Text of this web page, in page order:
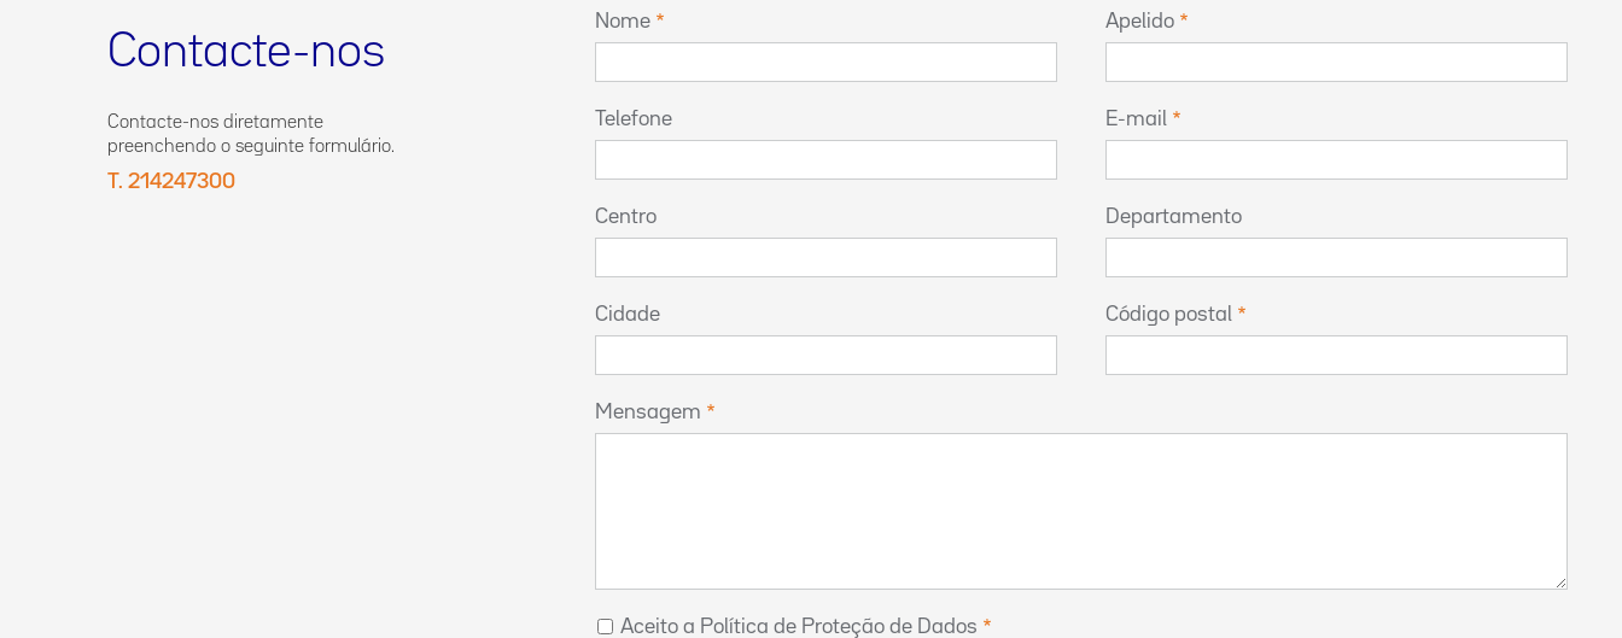
Contacte-nos
Contacte-nos diretamente
preenchendo o seguinte formulário.
T. 214247300
Nome Apelido
Telefone E-mail
Centro Departamento
Cidade Código postal
Mensagem
Aceito a Política de Proteção de Dados